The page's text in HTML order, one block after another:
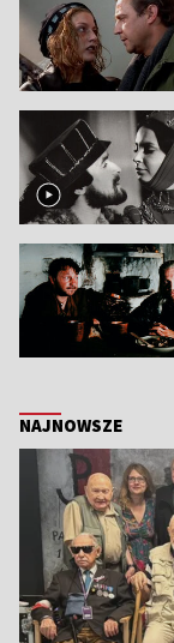
NAJNOWSZE